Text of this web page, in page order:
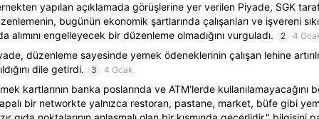
yapılan açıklamada görüşlerine yer verilen Piyade, SGK
bugünün ekonomik şartlarında çalışanları ve işvereni
alımını engelleyecek bir düzenleme olmadığını vurguladı.
2 4
düzenleme sayesinde yemek ödeneklerinin çalışan lehine
dile getirdi.
3 4 Ocak
kartlarının banka poslarında ve ATM'lerde kullanılamayacağını
bir networkte yalnızca restoran, pastane, market, büfe gibi